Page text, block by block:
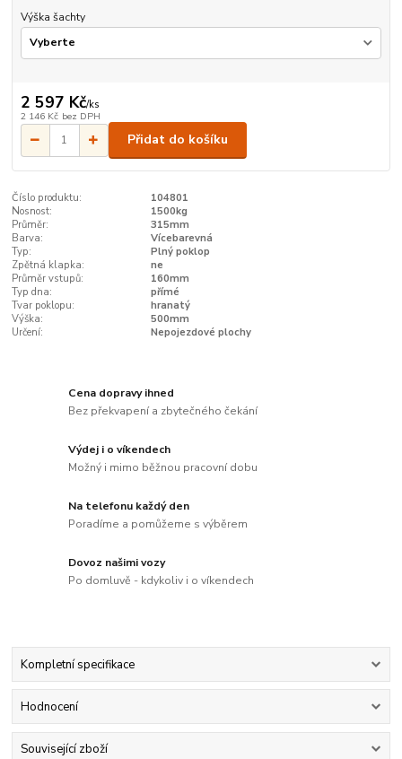
Výška šachty
2 597 Kč/ks
2 146 Kč bez DPH
Přidat do košíku
Číslo produktu:
104801
Nosnost:
1500kg
Průměr:
315mm
Barva:
Vícebarevná
Typ:
Plný poklop
Zpětná klapka:
ne
Průměr vstupů:
160mm
Typ dna:
přímé
Tvar poklopu:
hranatý
Výška:
500mm
Určení:
Nepojezdové plochy
Cena dopravy ihned
Bez překvapení a zbytečného čekání
Výdej i o víkendech
Možný i mimo běžnou pracovní dobu
Na telefonu každý den
Poradíme a pomůžeme s výběrem
Dovoz našimi vozy
Po domluvě - kdykoliv i o víkendech
Kompletní specifikace
Hodnocení
Související zboží